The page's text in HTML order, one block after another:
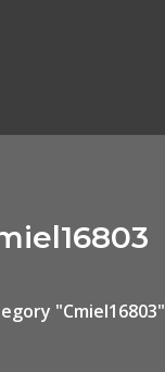
"Cmiel16803"